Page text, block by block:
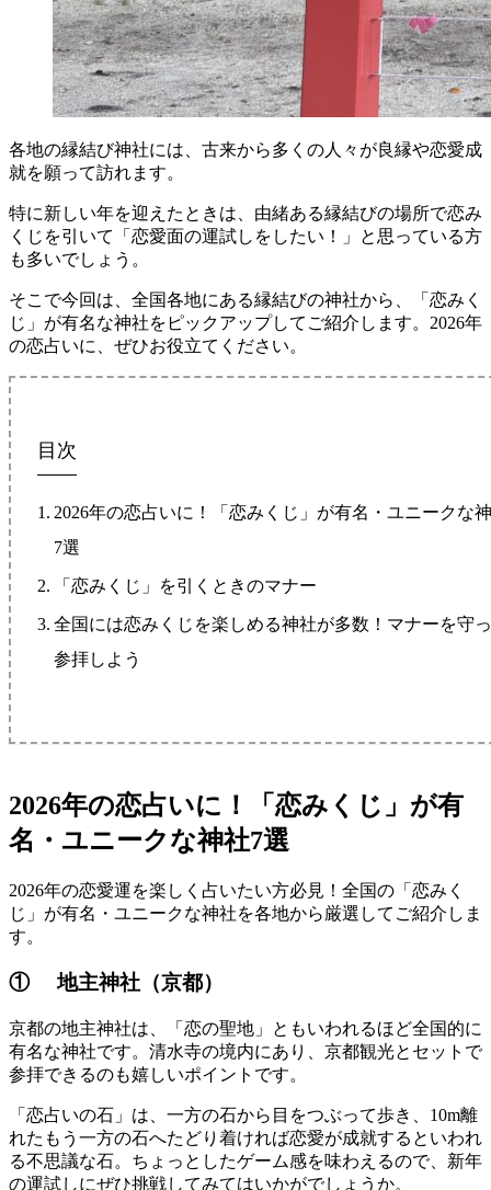
各地の縁結び神社には、古来から多くの人々が良縁や恋愛成
就を願って訪れます。
特に新しい年を迎えたときは、由緒ある縁結びの場所で恋み
くじを引いて「恋愛面の運試しをしたい！」と思っている方
も多いでしょう。
そこで今回は、全国各地にある縁結びの神社から、「恋みく
じ」が有名な神社をピックアップしてご紹介します。2026年
の恋占いに、ぜひお役立てください。
目次
2026年の恋占いに！「恋みくじ」が有名・ユニークな
7選
「恋みくじ」を引くときのマナー
全国には恋みくじを楽しめる神社が多数！マナーを守
参拝しよう
2026年の恋占いに！「恋みくじ」が有
名・ユニークな神社7選
2026年の恋愛運を楽しく占いたい方必見！全国の「恋みく
じ」が有名・ユニークな神社を各地から厳選してご紹介しま
す。
① 地主神社（京都）
京都の地主神社は、「恋の聖地」ともいわれるほど全国的に
有名な神社です。清水寺の境内にあり、京都観光とセットで
参拝できるのも嬉しいポイントです。
「恋占いの石」は、一方の石から目をつぶって歩き、10m離
れたもう一方の石へたどり着ければ恋愛が成就するといわれ
る不思議な石。ちょっとしたゲーム感を味わえるので、新年
の運試しにぜひ挑戦してみてはいかがでしょうか。